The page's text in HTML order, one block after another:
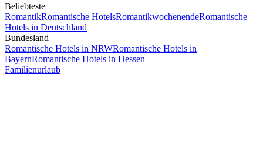
Beliebteste
RomantikRomantische HotelsRomantikwochenendeRomantische
Hotels in Deutschland
Bundesland
Romantische Hotels in NRWRomantische Hotels in
BayernRomantische Hotels in Hessen
Familienurlaub